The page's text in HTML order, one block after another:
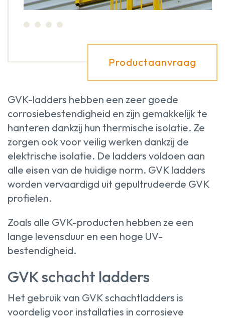
Productaanvraag
GVK-ladders hebben een zeer goede
corrosiebestendigheid en zijn gemakkelijk te
hanteren dankzij hun thermische isolatie. Ze
zorgen ook voor veilig werken dankzij de
elektrische isolatie. De ladders voldoen aan
alle eisen van de huidige norm. GVK ladders
worden vervaardigd uit gepultrudeerde GVK
profielen.
Zoals alle GVK-producten hebben ze een
lange levensduur en een hoge UV-
bestendigheid.
GVK schacht ladders
Het gebruik van GVK schachtladders is
voordelig voor installaties in corrosieve